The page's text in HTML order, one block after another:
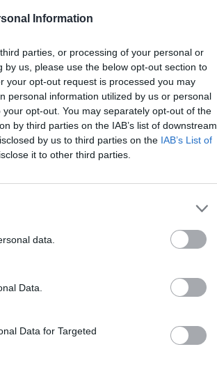
Information
parties, or processing of your personal or
us, please use the below opt-out section to
your opt-out request is processed you may
personal information utilized by us or personal
opt-out. You may separately opt-out of the
by third parties on the IAB’s list of downstream
by us to third parties on the IAB’s List of
it to other third parties.
data.
Data.
Data for Targeted
τον τρόπο να γίνεται
Φαν Ντερ Σαρ, χωρίς την
την αντίληψη και την
γκολκίπερ της
με τα χέρια
ντεμπούτο στα